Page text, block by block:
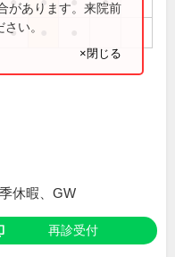
●
があります。来院前
い。
×閉じる
休暇、GW
再診受付